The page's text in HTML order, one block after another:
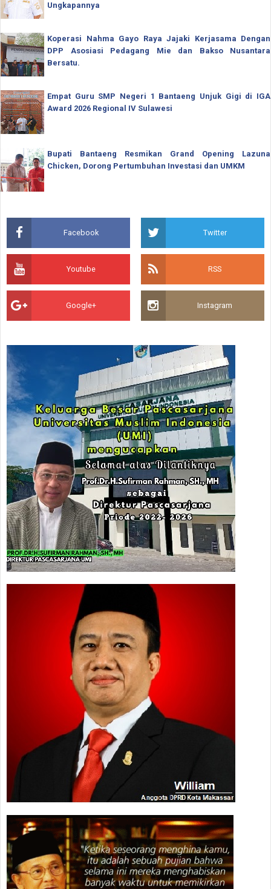
Ungkapannya
Koperasi Nahma Gayo Raya Jajaki Kerjasama Dengan
DPP Asosiasi Pedagang Mie dan Bakso Nusantara
Bersatu.
Empat Guru SMP Negeri 1 Bantaeng Unjuk Gigi di IGA
Award 2026 Regional IV Sulawesi
Bupati Bantaeng Resmikan Grand Opening Lazuna
Chicken, Dorong Pertumbuhan Investasi dan UMKM
Facebook Twitter
Youtube RSS
Google+ Instagram